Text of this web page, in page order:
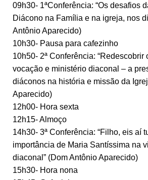
09h30- 1ªConferência: “Os desafios
Diácono na Família e na igreja, nos
Antônio Aparecido)
10h30- Pausa para cafezinho
10h50- 2ª Conferência: “Redescobrir
vocação e ministério diaconal – a
diáconos na história e missão da
Aparecido)
12h00- Hora sexta
12h15- Almoço
14h30- 3ª Conferência: “Filho, eis aí
importância de Maria Santíssima na
diaconal” (Dom Antônio Aparecido)
15h30- Hora nona